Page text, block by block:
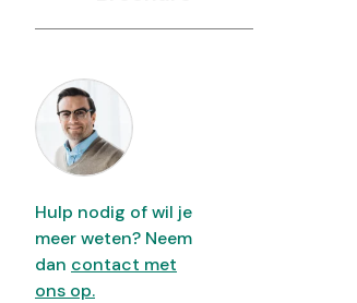
Hulp nodig of wil je
meer weten? Neem
dan contact met
ons op.